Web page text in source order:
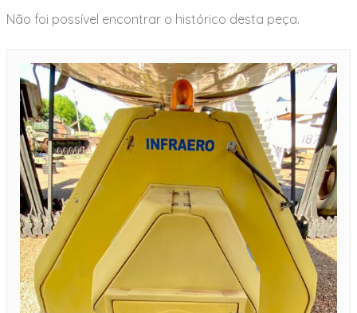
Não foi possível encontrar o histórico desta peça.